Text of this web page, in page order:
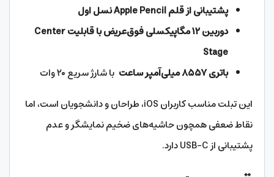
پشتیبانی از قلم Apple Pencil نسل اول
دوربین ۱۲ مگاپیکسلی فوق‌عریض با قابلیت Center
Stage
باتری ۸۵۵۷ میلی‌آمپر ساعت
با شارژ سریع ۲۰ وات
این تبلت مناسب کاربران iOS، طراحان و دانشجویان است، اما
نقاط ضعفی همچون حاشیه‌های ضخیم نمایشگر و عدم
پشتیبانی از USB-C دارد.